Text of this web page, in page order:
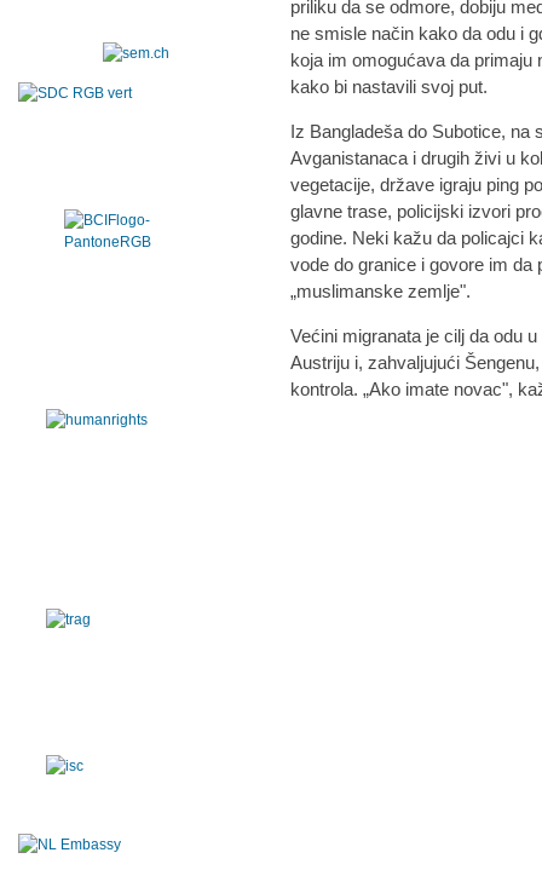
priliku da se odmore, dobiju
ne smisle način kako da odu i
koja im omogućava da primaju
kako bi nastavili svoj put.
Iz Bangladeša do Subotice, na
Avganistanaca i drugih živi u
vegetacije, države igraju ping
glavne trase, policijski izvori
godine. Neki kažu da policajci
vode do granice i govore im
„muslimanske zemlje".
Većini migranata je cilj da odu
Austriju i, zahvaljujući
kontrola. „Ako imate novac",